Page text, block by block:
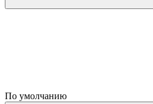
По умолчанию